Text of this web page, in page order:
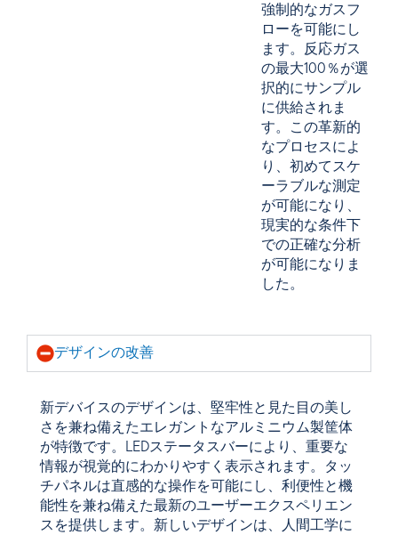
強制的なガスフ
ローを可能にし
ます。反応ガス
の最大100％が選
択的にサンプル
に供給されま
す。この革新的
なプロセスによ
り、初めてスケ
ーラブルな測定
が可能になり、
現実的な条件下
での正確な分析
が可能になりま
した。
デザインの改善
新デバイスのデザインは、堅牢性と見た目の美し
さを兼ね備えたエレガントなアルミニウム製筐体
が特徴です。LEDステータスバーにより、重要な
情報が視覚的にわかりやすく表示されます。タッ
チパネルは直感的な操作を可能にし、利便性と機
能性を兼ね備えた最新のユーザーエクスペリエン
スを提供します。新しいデザインは、人間工学に